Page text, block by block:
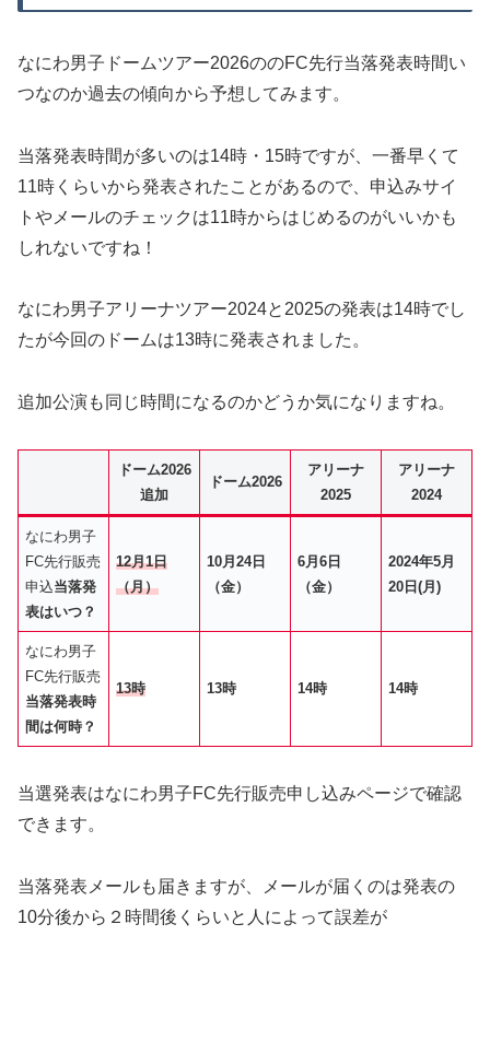
なにわ男子ドームツアー2026ののFC先行当落発表時間い
つなのか過去の傾向から予想してみます。
当落発表時間が多いのは14時・15時ですが、一番早くて
11時くらいから発表されたことがあるので、申込みサイ
トやメールのチェックは11時からはじめるのがいいかも
しれないですね！
なにわ男子アリーナツアー2024と2025の発表は14時でし
たが今回のドームは13時に発表されました。
追加公演も同じ時間になるのかどうか気になりますね。
ドーム2026
追加
ドーム2026
アリーナ
2025
アリーナ
2024
なにわ男子
FC先行販売
申込当落発
表はいつ？
12月1日
（月）
10月24日
（金）
6月6日
（金）
2024年5月
20日(月)
なにわ男子
FC先行販売
当落発表時
間は何時？
13時 13時 14時 14時
当選発表はなにわ男子FC先行販売申し込みページで確認
できます。
当落発表メールも届きますが、メールが届くのは発表の
10分後から２時間後くらいと人によって誤差が